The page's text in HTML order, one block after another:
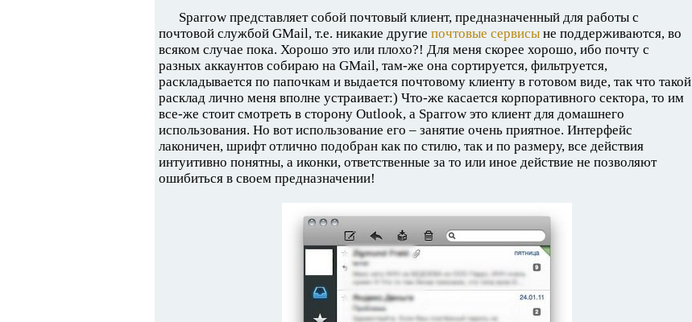
Sparrow представляет собой почтовый клиент, предназначенный для работы с
почтовой службой GMail, т.е. никакие другие почтовые сервисы не поддерживаются, во
всяком случае пока. Хорошо это или плохо?! Для меня скорее хорошо, ибо почту с
разных аккаунтов собираю на GMail, там-же она сортируется, фильтруется,
раскладывается по папочкам и выдается почтовому клиенту в готовом виде, так что такой
расклад лично меня вполне устраивает:) Что-же касается корпоративного сектора, то им
все-же стоит смотреть в сторону Outlook, а Sparrow это клиент для домашнего
использования. Но вот использование его – занятие очень приятное. Интерфейс
лаконичен, шрифт отлично подобран как по стилю, так и по размеру, все действия
интуитивно понятны, а иконки, ответственные за то или иное действие не позволяют
ошибиться в своем предназначении!